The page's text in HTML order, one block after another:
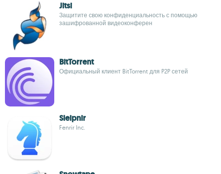
Jitsi
Защитите свою конфиденциальность с помощью
зашифрованной видеоконферен
BitTorrent
Официальный клиент BitTorrent для P2P сетей
Sleipnir
Fenrir Inc.